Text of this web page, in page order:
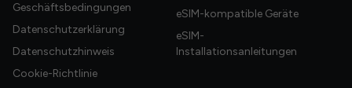
Geschäftsbedingungen
Datenschutzerklärung
Datenschutzhinweis
Cookie-Richtlinie
eSIM-kompatible Geräte
eSIM-
Installationsanleitungen